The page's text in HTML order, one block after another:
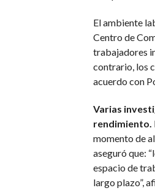
El ambiente
Centro de
trabajadores
contrario, los
acuerdo con
Varias
rendimiento.
momento de
aseguró que:
espacio de
largo plazo”,